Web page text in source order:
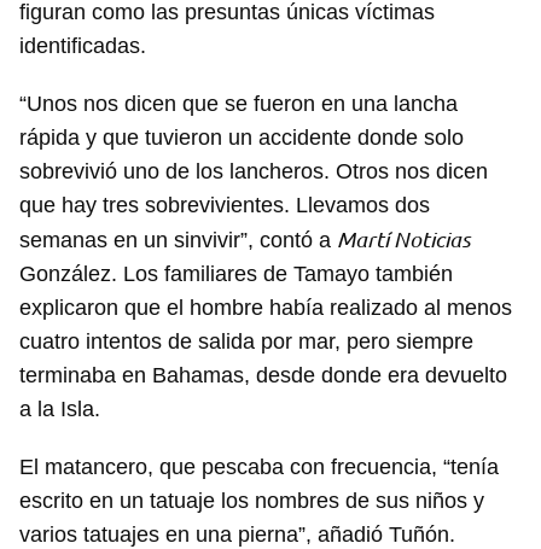
figuran como las presuntas únicas víctimas
identificadas.
“Unos nos dicen que se fueron en una lancha
rápida y que tuvieron un accidente donde solo
sobrevivió uno de los lancheros. Otros nos dicen
que hay tres sobrevivientes. Llevamos dos
semanas en un sinvivir”, contó a Martí Noticias
González. Los familiares de Tamayo también
explicaron que el hombre había realizado al menos
cuatro intentos de salida por mar, pero siempre
terminaba en Bahamas, desde donde era devuelto
a la Isla.
El matancero, que pescaba con frecuencia, “tenía
escrito en un tatuaje los nombres de sus niños y
varios tatuajes en una pierna”, añadió Tuñón.